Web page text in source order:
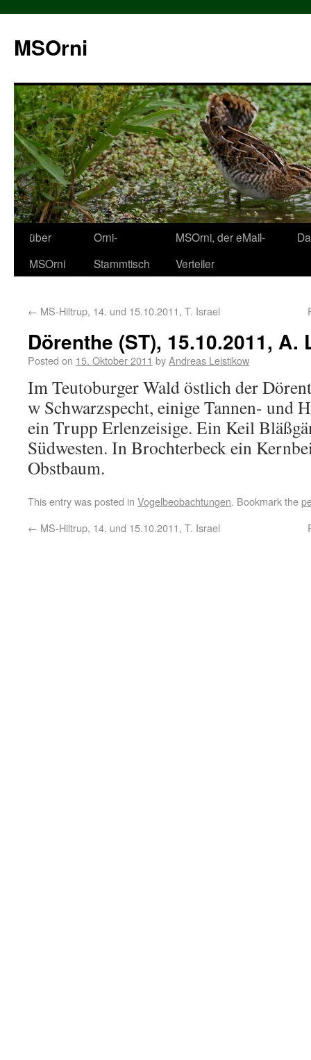
MSOrni
über
MSOrni
Orni-
Stammtisch
MSOrni, der eMail-
Verteiler
← MS-Hiltrup, 14. und 15.10.2011, T. Israel
Dörenthe (ST), 15.10.2011, A.
Posted on 15. Oktober 2011 byAndreas Leistikow
Im Teutoburger Wald östlich der
w Schwarzspecht, einige Tannen- und
ein Trupp Erlenzeisige. Ein Keil
Südwesten. In Brochterbeck ein
Obstbaum.
This entry was posted in Vogelbeobachtungen. Bookmark the
← MS-Hiltrup, 14. und 15.10.2011, T. Israel